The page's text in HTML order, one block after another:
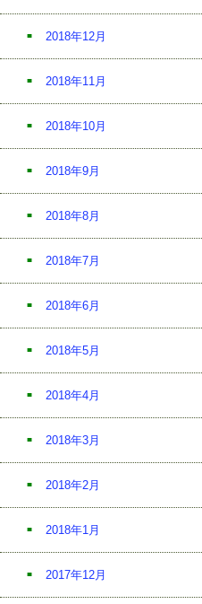
2018年12月
2018年11月
2018年10月
2018年9月
2018年8月
2018年7月
2018年6月
2018年5月
2018年4月
2018年3月
2018年2月
2018年1月
2017年12月